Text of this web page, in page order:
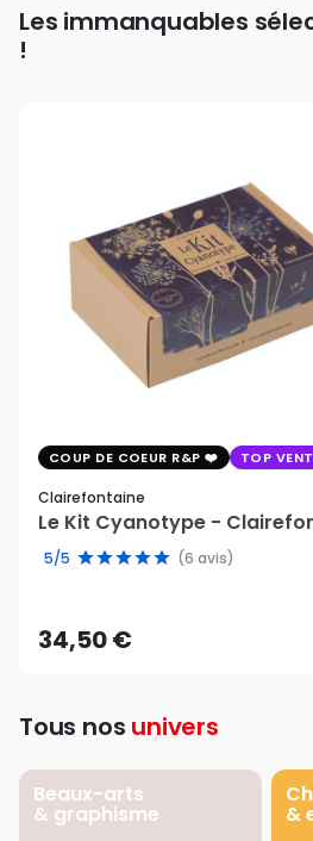
Les immanquables
!
COUP DE COEUR R&P TOP
Clairefontaine
Le Kit Cyanotype -
5/5 (6 avis)
34,50 €
Tous nos univers
Beaux-arts
& graphisme &